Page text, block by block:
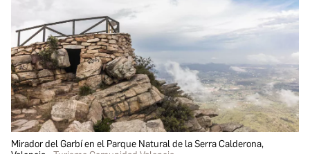
Mirador del Garbí en el Parque Natural de la Serra Calderona,